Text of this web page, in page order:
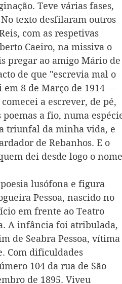
Teve várias fases,
texto desfilaram outros
com as respetivas
Caeiro, na missiva o
pregar ao amigo Mário de
de que "escrevia mal o
8 de Março de 1914 —
a escrever, de pé,
a fio, numa
triunfal da minha vida, e
de Rebanhos. E o
dei desde logo o nome
lusófona e figura
Pessoa, nascido no
em frente ao Teatro
A infância foi atribulada,
de Seabra Pessoa, vítima
Com dificuldades
104 da rua de São
de 1895. Viveu